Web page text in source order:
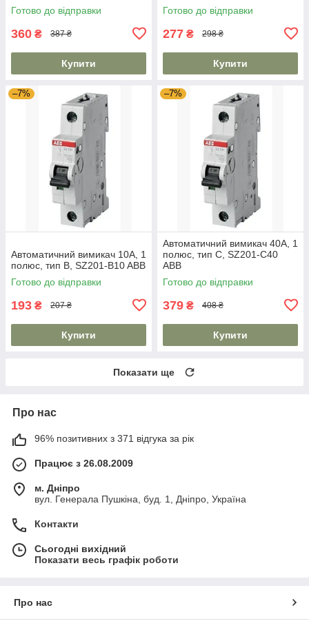
Готово до відправки
360 ₴ 387 ₴
Купити
Готово до відправки
277 ₴ 298 ₴
Купити
–7%
Автоматичний вимикач 10А, 1
полюс, тип B, SZ201-B10 ABB
Готово до відправки
193 ₴ 207 ₴
Купити
–7%
Автоматичний вимикач 40А, 1
полюс, тип C, SZ201-C40
ABB
Готово до відправки
379 ₴ 408 ₴
Купити
Показати ще
Про нас
96% позитивних з 371 відгука за рік
Працює з 26.08.2009
м. Дніпро
вул. Генерала Пушкіна, буд. 1, Дніпро, Україна
Контакти
Сьогодні вихідний
Показати весь графік роботи
Про нас